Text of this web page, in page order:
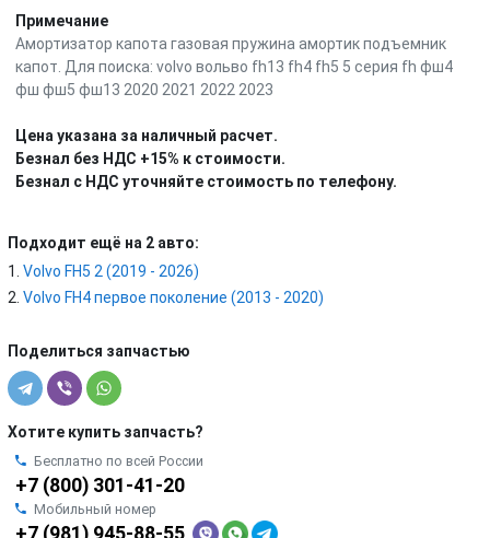
Примечание
Амортизатор капота газовая пружина амортик подъемник
капот. Для поиска: volvo вольво fh13 fh4 fh5 5 серия fh фш4
фш фш5 фш13 2020 2021 2022 2023
Цена указана за наличный расчет.
Безнал без НДС +15% к стоимости.
Безнал с НДС уточняйте стоимость по телефону.
Подходит ещё на 2 авто:
Volvo FH5 2 (2019 - 2026)
Volvo FH4 первое поколение (2013 - 2020)
Поделиться запчастью
Хотите купить запчасть?
Бесплатно по всей России
+7 (800) 301-41-20
Мобильный номер
+7 (981) 945-88-55